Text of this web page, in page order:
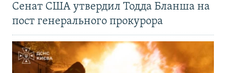
Сенат США утвердил Тодда Бланша на
пост генерального прокурора